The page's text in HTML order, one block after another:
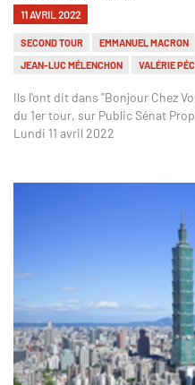
11 AVRIL 2022
SECOND TOUR EMMANUEL MACRON
JEAN-LUC MÉLENCHON
VALÉRIE
Ils l'ont dit dans "Bonjour Chez
du 1er tour, sur Public Sénat
Lundi 11 avril 2022